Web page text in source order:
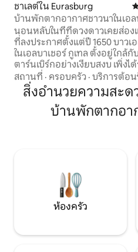
ชาเลต์ใน Eurasburg
บ้านพักตากอากาศชาวนาในเอล
เทล
นอนหลับในที่ที่ดวงดาวเคยส่องแสง บ้า
ที่ลงประกาศตั้งแต่ปี 1650 บาวเ
ในเอลบาเชอร์ กูเทล ตั้งอยู่ใกล้กั
ตาร์นเบิร์กอย่างเงียบสงบ เพิ่งได้รับการ
ตีความใหม่ให้เป็นบ้านพักตากอา
ออกแบบมา พื้นที่กว่า 175 ตร.ม. สำหรับใช้
เวลาร่วมกัน เงียบสงบ เปิดกว้าง
พักได้สูงสุด 10 คน เตาผิง 2 เตา ห้องครัว -
สถานที่ · ครอบครัว · บริการต้อน
สิ่งอำนวยความสะ
บ้านพักตากอา
ห้องครัว